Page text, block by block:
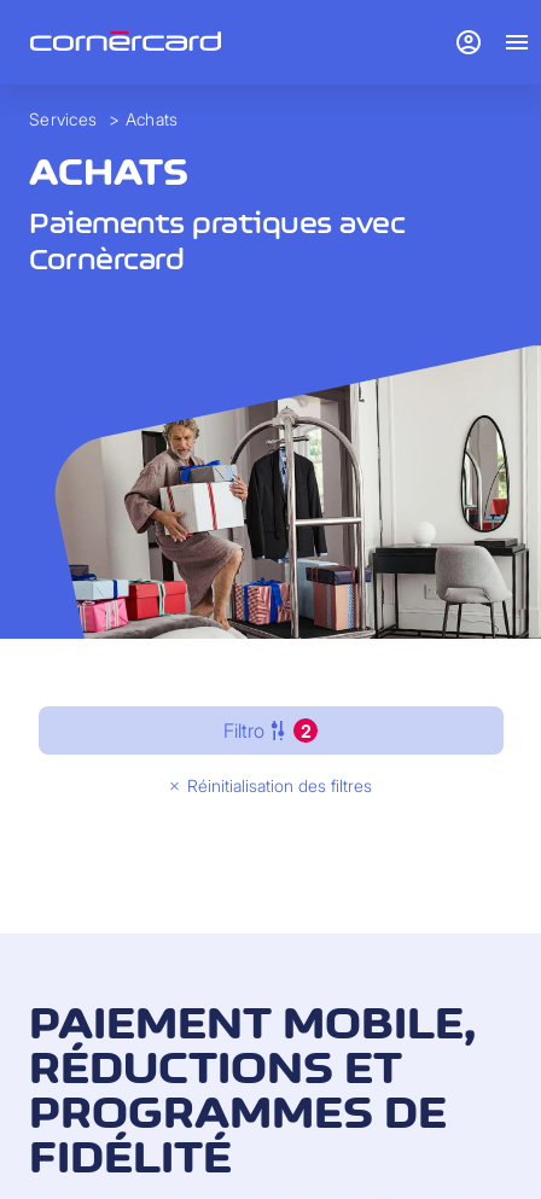
Services > Achats
ACHATS
Paiements pratiques avec
Cornèrcard
Filtro 2
Réinitialisation des filtres
PAIEMENT MOBILE,
RÉDUCTIONS ET
PROGRAMMES DE
FIDÉLITÉ
account_circle menu